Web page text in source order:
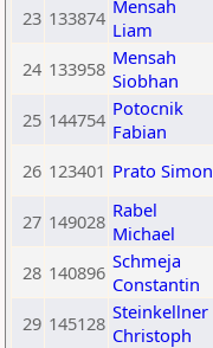
23 133874 Mensah
Liam
24 133958 Mensah
Siobhan
25 144754 Potocnik
Fabian
26 123401 Prato Simon
27 149028 Rabel
Michael
28 140896 Schmeja
Constantin
29 145128 Steinkellner
Christoph